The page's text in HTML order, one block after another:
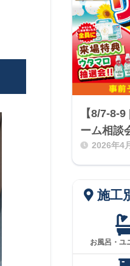
【8/7-8-
ーム相談
2026年4
施工
お風呂・ユ